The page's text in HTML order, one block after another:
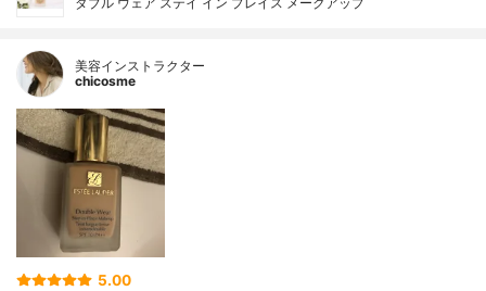
美容インストラクター
chicosme
5.00